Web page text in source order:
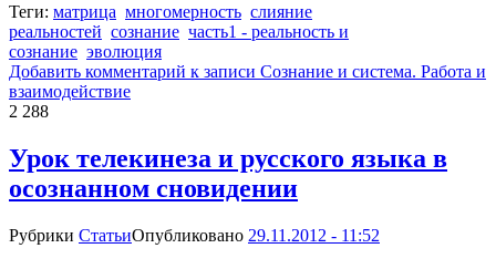
Теги: матрица многомерность слияние
реальностей сознание часть1 - реальность и
сознание эволюция
Добавить комментарий к записи Сознание и система. Работа и
взаимодействие
2 288
Урок телекинеза и русского языка в
осознанном сновидении
Рубрики СтатьиОпубликовано 29.11.2012 - 11:52